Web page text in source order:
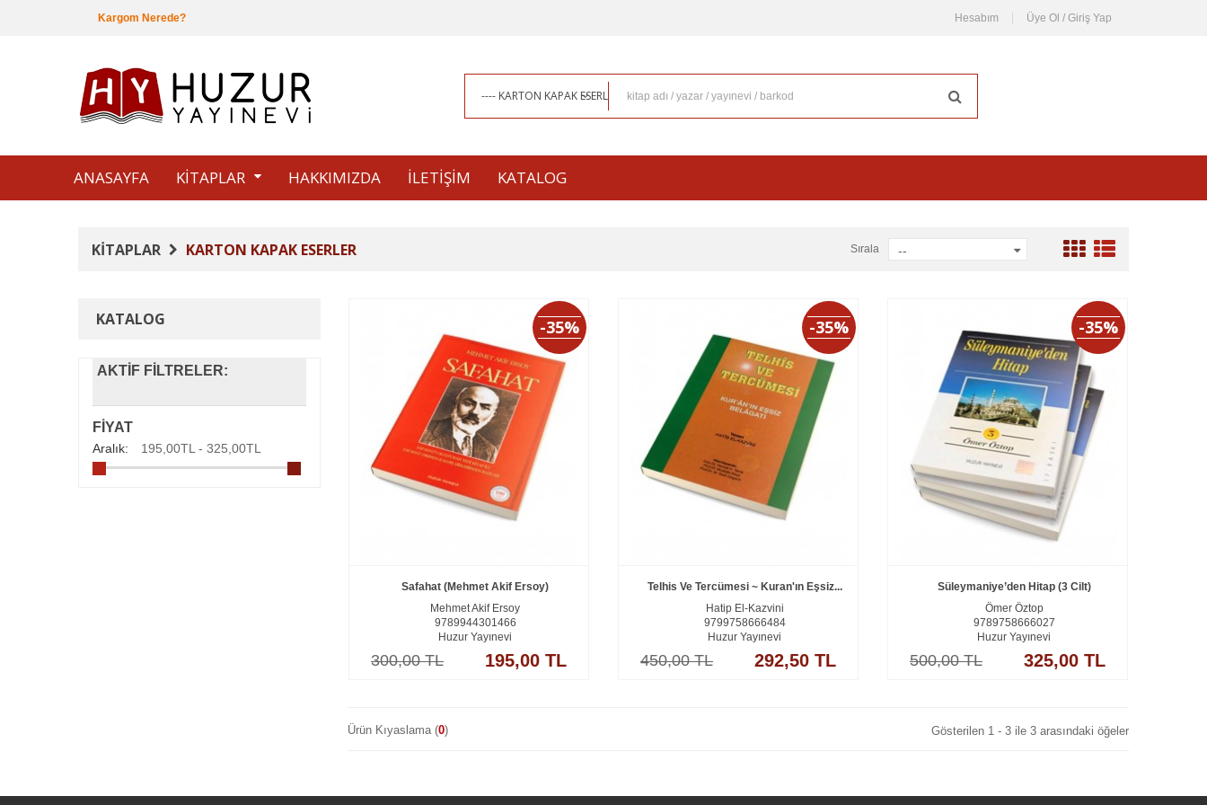
Hesabım Üye Ol / Giriş Yap
Kargom Nerede?
ANASAYFA KİTAPLAR HAKKIMIZDA İLETIŞIM KATALOG
KITAPLAR KARTON KAPAK ESERLER Sırala --
KATALOG
AKTIF FILTRELER:
FIYAT
Aralık: 195,00TL - 325,00TL
-35%
Safahat (Mehmet Akif Ersoy)
Mehmet Akif Ersoy
9789944301466
Huzur Yayınevi
195,00 TL
300,00 TL
-35%
Telhis Ve Tercümesi ~ Kuran'ın Eşsiz...
Hatip El-Kazvini
9799758666484
Huzur Yayınevi
292,50 TL
450,00 TL
-35%
Süleymaniye’den Hitap (3 Cilt)
Ömer Öztop
9789758666027
Huzur Yayınevi
325,00 TL
500,00 TL
Ürün Kıyaslama (0) Gösterilen 1 - 3 ile 3 arasındaki öğeler